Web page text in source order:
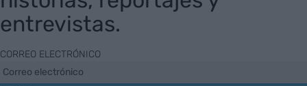
entrevistas.
CORREO ELECTRÓNICO